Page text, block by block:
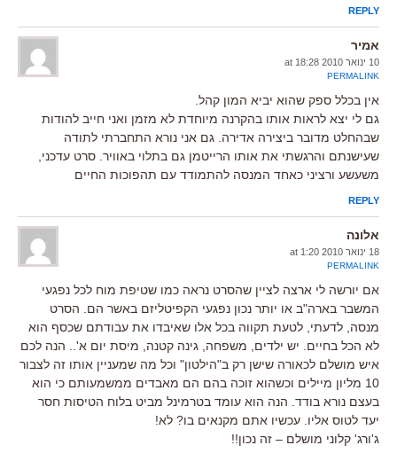
REPLY
אמיר
10 ינואר 2010 at 18:28
PERMALINK
אין בכלל ספק שהוא יביא המון קהל.
גם לי יצא לראות אותו בהקרנה מיוחדת לא מזמן ואני חייב להודות
שבהחלט מדובר ביצירה אדירה. גם אני נורא התחברתי לתודה
שעישנתם והרגשתי את אותו הרייטמן גם בתלוי באוויר. סרט עדכני,
משעשע ורציני כאחד המנסה להתמודד עם תהפוכות החיים
REPLY
אלונה
18 ינואר 2010 at 1:20
PERMALINK
אם יורשה לי ארצה לציין שהסרט נראה כמו שטיפת מוח לכל נפגעי
המשבר בארה"ב או יותר נכון נפגעי הקפיטליזם באשר הם. הסרט
מנסה, לדעתי, לטעת תקווה בכל אלו שאיבדו את עבודתם שכסף הוא
לא הכל בחיים. יש ילדים, משפחה, גינה קטנה, מיסת יום א'.. הנה לכם
איש מושלם לכאורה שישן רק ב"הילטון" וכל מה שמעניין אותו זה לצבור
10 מליון מיילים וכשהוא זוכה בהם הם מאבדים ממשמעותם כי הוא
בעצם נורא בודד. הנה הוא עומד בטרמינל מביט בלוח הטיסות חסר
יעד לטוס אליו. עכשיו אתם מקנאים בו? לא!
ג'ורג' קלוני מושלם – זה נכון!!